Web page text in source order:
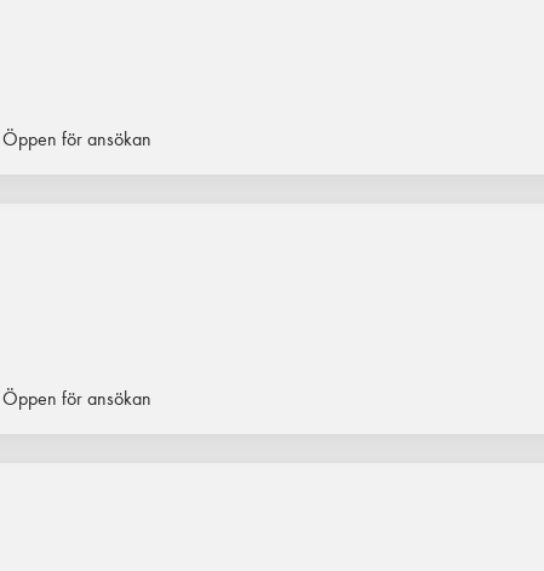
Öppen för ansökan
Öppen för ansökan